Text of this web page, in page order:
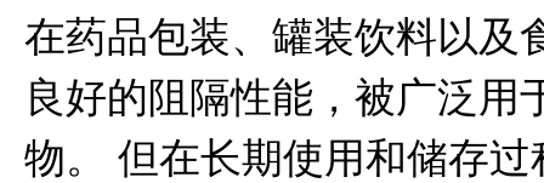
在药品包装、罐装饮料以及
良好的阻隔性能，被广泛用
物。 但在长期使用和储存